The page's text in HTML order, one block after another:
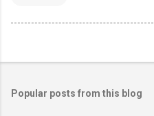
Popular posts from this blog